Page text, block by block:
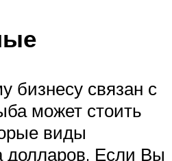
бизнесу связан с
может стоить
виды
долларов. Если Вы